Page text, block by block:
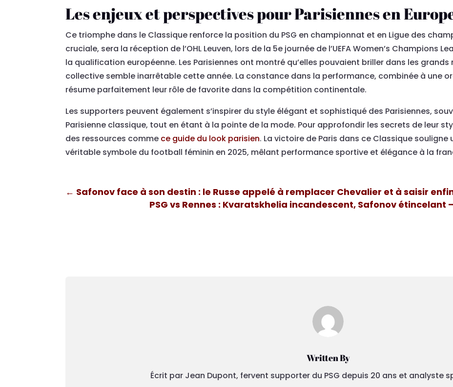
Les enjeux et perspectives pour Parisiennes en
Ce triomphe dans le Classique renforce la position du PSG en championnat et en Ligue des
cruciale, sera la réception de l’OHL Leuven, lors de la 5e journée de l’UEFA Women’s Champions
la qualification européenne. Les Parisiennes ont montré qu’elles pouvaient briller dans les
collective semble inarrêtable cette année. La constance dans la performance, combinée à une
résume parfaitement leur rôle de favorite dans la compétition continentale.
Les supporters peuvent également s’inspirer du style élégant et sophistiqué des Parisiennes,
Parisienne classique, tout en étant à la pointe de la mode. Pour approfondir les secrets de leur
des ressources comme ce guide du look parisien. La victoire de Paris dans ce Classique souligne
véritable symbole du football féminin en 2025, mêlant performance sportive et élégance à la
← Safonov face à son destin : le Russe appelé à remplacer Chevalier et à saisir
PSG vs Rennes : Kvaratskhelia incandescent, Safonov étincelant
Written By
Écrit par Jean Dupont, fervent supporter du PSG depuis 20 ans et analyste